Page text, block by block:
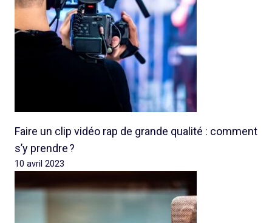
Faire un clip vidéo rap de grande qualité : comment
s’y prendre ?
10 avril 2023